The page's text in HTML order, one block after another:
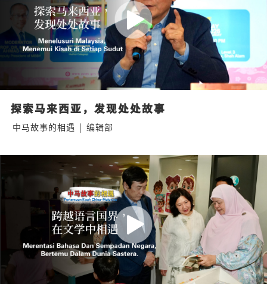
探索马来西亚，发现处处故事
中马故事的相遇 | 编辑部